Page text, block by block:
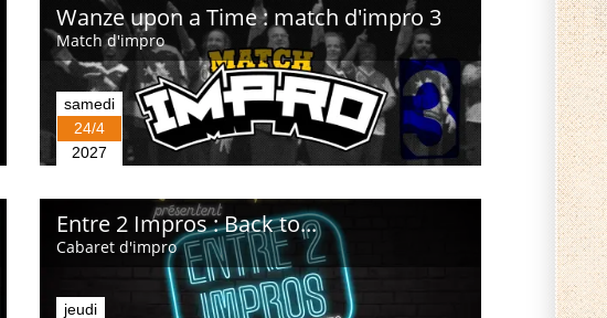
Wanze upon a Time : match d'impro 3
Match d'impro
samedi
24/4
2027
Entre 2 Impros : Back to...
Cabaret d'impro
jeudi